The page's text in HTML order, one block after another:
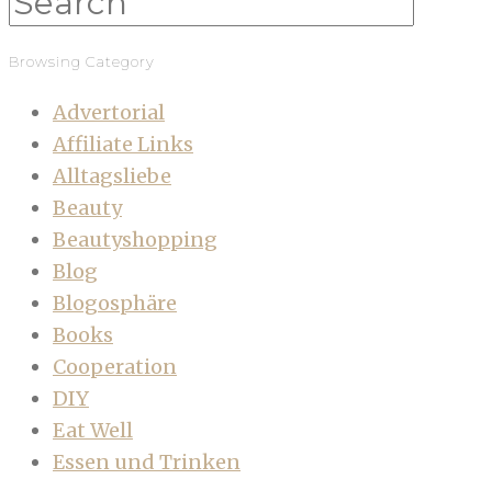
Browsing Category
Advertorial
Affiliate Links
Alltagsliebe
Beauty
Beautyshopping
Blog
Blogosphäre
Books
Cooperation
DIY
Eat Well
Essen und Trinken